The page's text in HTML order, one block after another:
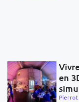
en
Pierrot